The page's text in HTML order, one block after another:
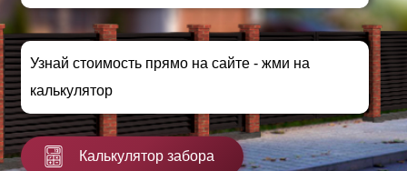
Узнай стоимость прямо на сайте - жми на
калькулятор
Калькулятор забора